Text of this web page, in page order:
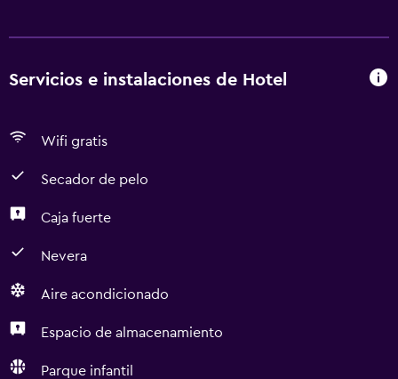
Servicios e instalaciones de Hotel
Wifi gratis
Secador de pelo
Caja fuerte
Nevera
Aire acondicionado
Espacio de almacenamiento
Parque infantil